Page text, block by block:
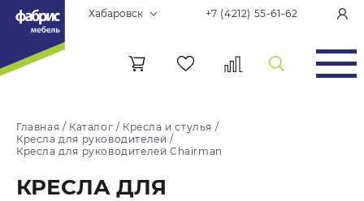
Хабаровск +7 (4212) 55-61-62
Главная / Каталог / Кресла и стулья /
Кресла для руководителей /
Кресла для руководителей Chairman
КРЕСЛА ДЛЯ